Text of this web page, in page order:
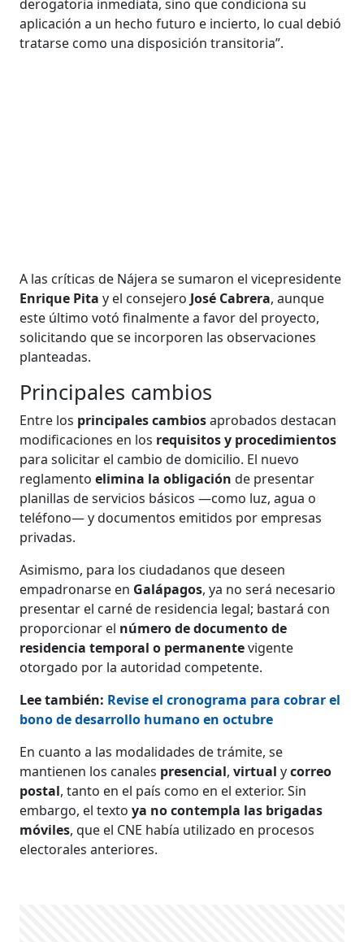
derogatoria inmediata, sino que condiciona su
aplicación a un hecho futuro e incierto, lo cual debió
tratarse como una disposición transitoria”.
A las críticas de Nájera se sumaron el vicepresidente
Enrique Pita y el consejero José Cabrera, aunque
este último votó finalmente a favor del proyecto,
solicitando que se incorporen las observaciones
planteadas.
Principales cambios
Entre los principales cambiosaprobados destacan
modificaciones en los requisitos y procedimientos
para solicitar el cambio de domicilio. El nuevo
reglamentoelimina la obligación de presentar
planillas de servicios básicos —como luz, agua o
teléfono— y documentos emitidos por empresas
privadas.
Asimismo, para los ciudadanos que deseen
empadronarse en Galápagos, ya no será necesario
presentar el carné de residencia legal; bastará con
proporcionar el número de documento de
residencia temporal o permanentevigente
otorgado por la autoridad competente.
Lee también: Revise el cronograma para cobrar el
bono de desarrollo humano en octubre
En cuanto a las modalidades de trámite, se
mantienen los canales presencial,virtual ycorreo
postal, tanto en el país como en el exterior. Sin
embargo, el textoya no contempla las brigadas
móviles, que el CNE había utilizado en procesos
electorales anteriores.